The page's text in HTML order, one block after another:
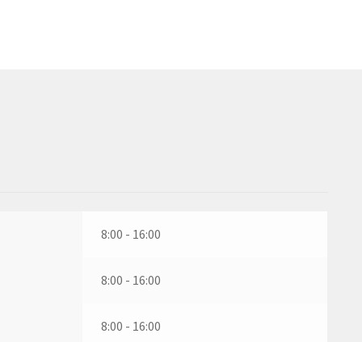
8:00 - 16:00
8:00 - 16:00
8:00 - 16:00